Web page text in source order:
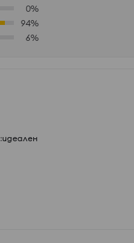
0%
94%
6%
:идеален